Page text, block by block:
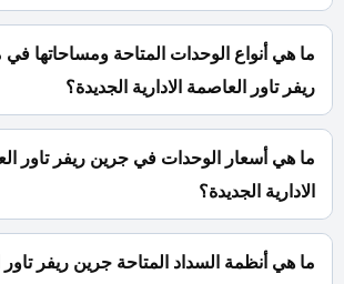
جرين ريفر تاور العاصمة الادارية الجديدة
الداون تاون بإطلالة مباشرة على النهر الأخضر.
ما هي أنواع الوحدات المتاحة ومساحاتها
ريفر تاور العاصمة الادارية الجديدة؟
محلات تجارية ومكاتب ادارية بمساحات تبدأ من 37 متر
ما هي أسعار الوحدات في جرين ريفر تاور
الادارية الجديدة؟
تبدأ الأسعار من 4,775,000 جنية.
ما هي أنظمة السداد المتاحة جرين ريفر